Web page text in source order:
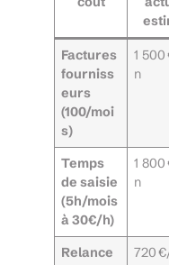
Factures
fourniss
eurs
(100/moi
s)
1 500
n
Temps
de saisie
(5h/mois
à 30€/h)
1 800
n
Relance
720